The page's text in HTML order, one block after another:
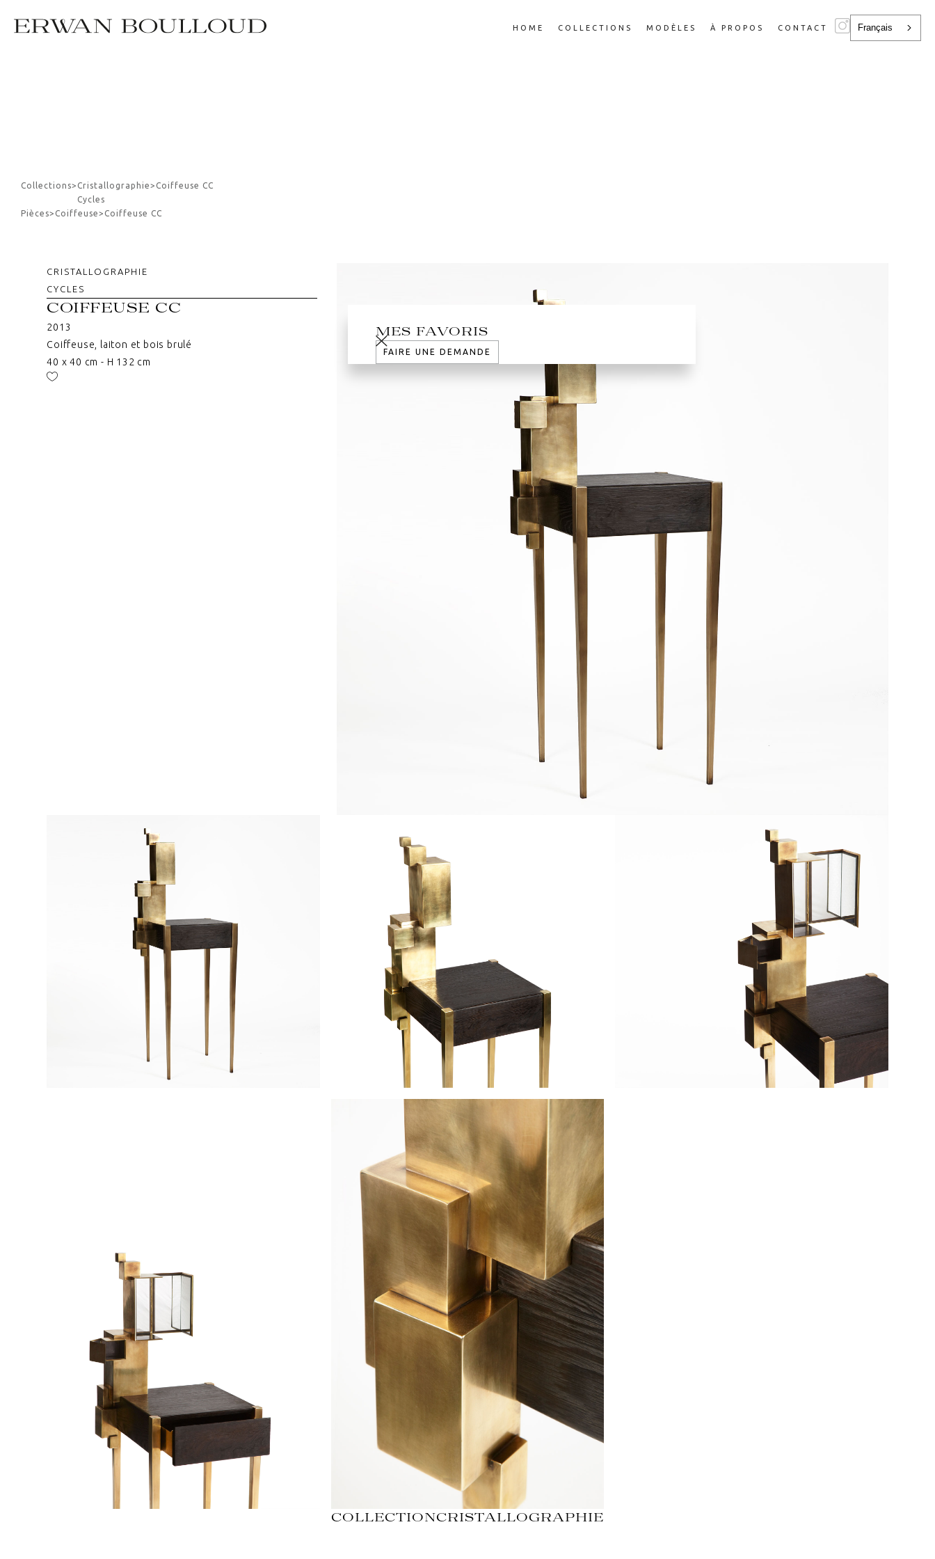
HOME COLLECTIONS MODÈLES À PROPOS CONTACT Français
MES FAVORIS
FAIRE UNE DEMANDE
Collections> Cristallographie
Cycles
> Coiffeuse CC
Pièces> Coiffeuse> Coiffeuse CC
CRISTALLOGRAPHIE
CYCLES
COIFFEUSE CC
2013
Coiffeuse, laiton et bois brulé
40 x 40 cm - H 132 cm
COLLECTIONCRISTALLOGRAPHIE